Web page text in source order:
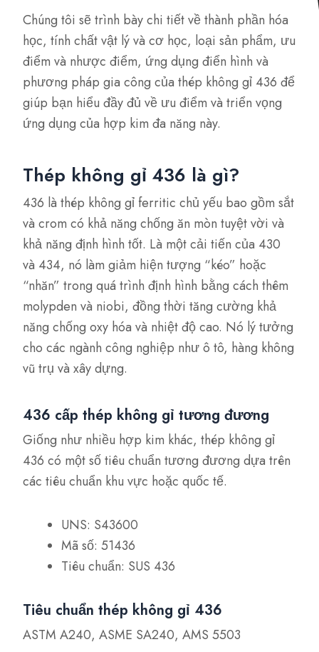
Chúng tôi sẽ trình bày chi tiết về thành phần hóa
học, tính chất vật lý và cơ học, loại sản phẩm, ưu
điểm và nhược điểm, ứng dụng điển hình và
phương pháp gia công của thép không gỉ 436 để
giúp bạn hiểu đầy đủ về ưu điểm và triển vọng
ứng dụng của hợp kim đa năng này.
Thép không gỉ 436 là gì?
436 là thép không gỉ ferritic chủ yếu bao gồm sắt
và crom có khả năng chống ăn mòn tuyệt vời và
khả năng định hình tốt. Là một cải tiến của 430
và 434, nó làm giảm hiện tượng “kéo” hoặc
“nhăn” trong quá trình định hình bằng cách thêm
molypden và niobi, đồng thời tăng cường khả
năng chống oxy hóa và nhiệt độ cao. Nó lý tưởng
cho các ngành công nghiệp như ô tô, hàng không
vũ trụ và xây dựng.
436 cấp thép không gỉ tương đương
Giống như nhiều hợp kim khác, thép không gỉ
436 có một số tiêu chuẩn tương đương dựa trên
các tiêu chuẩn khu vực hoặc quốc tế.
UNS: S43600
Mã số: 51436
Tiêu chuẩn: SUS 436
Tiêu chuẩn thép không gỉ 436
ASTM A240, ASME SA240, AMS 5503